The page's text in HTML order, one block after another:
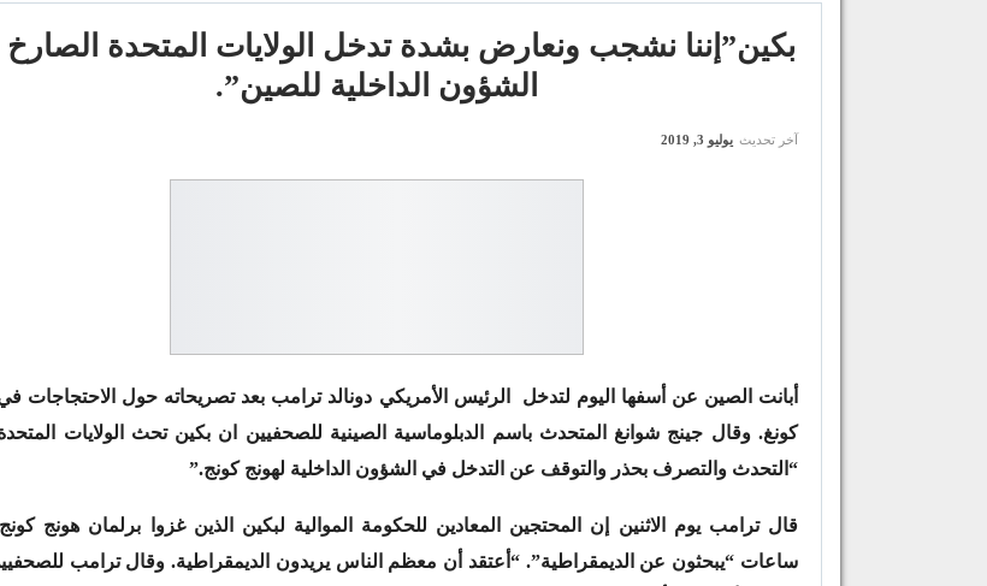
بكين”إننا نشجب ونعارض بشدة تدخل الولايات المتحدة
الشؤون الداخلية للصين”.
آخر تحديث يوليو 3, 2019
أبانت الصين عن أسفها اليوم لتدخل الرئيس الأمريكي دونالد ترامب بعد تصريحاته حول الاحتجاجات
كونغ. وقال جينج شوانغ المتحدث باسم الدبلوماسية الصينية للصحفيين ان بكين تحث الولايات
“التحدث والتصرف بحذر والتوقف عن التدخل في الشؤون الداخلية لهونج كونج.”
قال ترامب يوم الاثنين إن المحتجين المعادين للحكومة الموالية لبكين الذين غزوا برلمان هونج
ساعات “يبحثون عن الديمقراطية”. “أعتقد أن معظم الناس يريدون الديمقراطية. وقال ترامب